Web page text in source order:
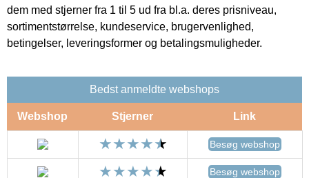
dem med stjerner fra 1 til 5 ud fra bl.a. deres prisniveau,
sortimentstørrelse, kundeservice, brugervenlighed,
betingelser, leveringsformer og betalingsmuligheder.
Bedst anmeldte webshops
Webshop Stjerner Link
Besøg webshop
Besøg webshop